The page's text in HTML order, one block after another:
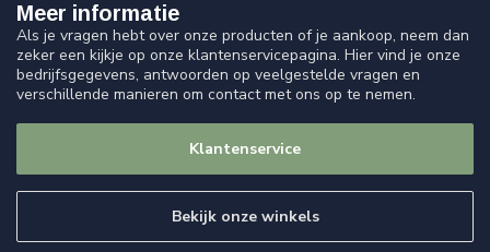
Meer informatie
Als je vragen hebt over onze producten of je aankoop, neem dan
zeker een kijkje op onze klantenservicepagina. Hier vind je onze
bedrijfsgegevens, antwoorden op veelgestelde vragen en
verschillende manieren om contact met ons op te nemen.
Klantenservice
Bekijk onze winkels